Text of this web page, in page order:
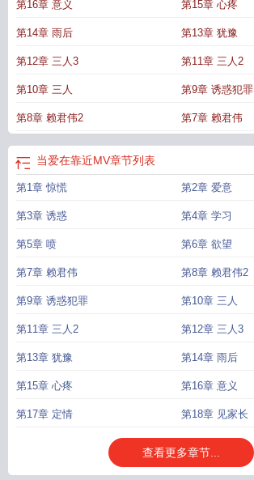
第16章 意义 第15章 心疼
第14章 雨后 第13章 犹豫
第12章 三人3 第11章 三人2
第10章 三人 第9章 诱惑犯罪
第8章 赖君伟2 第7章 赖君伟
当爱在靠近MV章节列表
第1章 惊慌 第2章 爱意
第3章 诱惑 第4章 学习
第5章 喷 第6章 欲望
第7章 赖君伟 第8章 赖君伟2
第9章 诱惑犯罪 第10章 三人
第11章 三人2 第12章 三人3
第13章 犹豫 第14章 雨后
第15章 心疼 第16章 意义
第17章 定情 第18章 见家长
查看更多章节...